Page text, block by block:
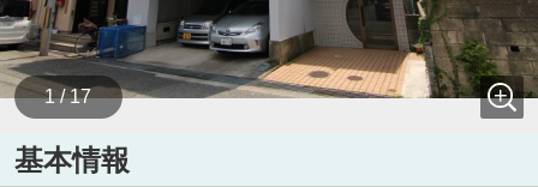
1 / 17
基本情報